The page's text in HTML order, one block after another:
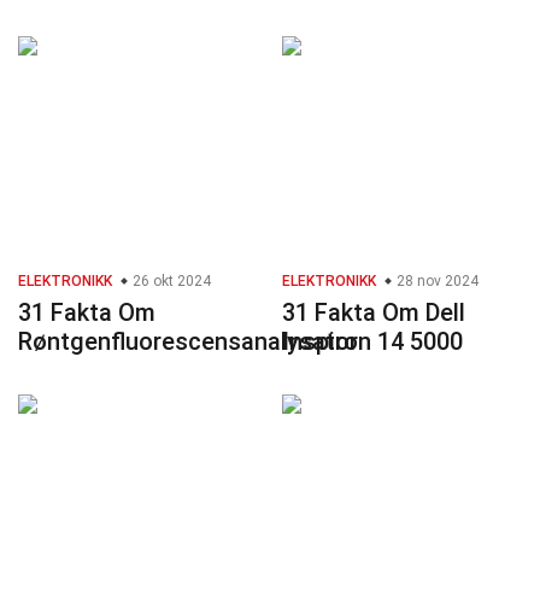
ELEKTRONIKK 26 okt 2024
31 Fakta Om
Røntgenfluorescensanalysator
ELEKTRONIKK 28 nov 2024
31 Fakta Om Dell
Inspiron 14 5000